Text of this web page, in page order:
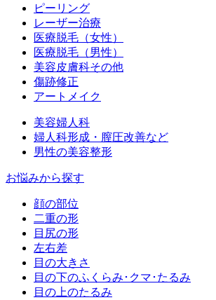
ピーリング
レーザー治療
医療脱毛（女性）
医療脱毛（男性）
美容皮膚科その他
傷跡修正
アートメイク
美容婦人科
婦人科形成・膣圧改善など
男性の美容整形
お悩みから探す
顔の部位
二重の形
目尻の形
左右差
目の大きさ
目の下のふくらみ･クマ･たるみ
目の上のたるみ